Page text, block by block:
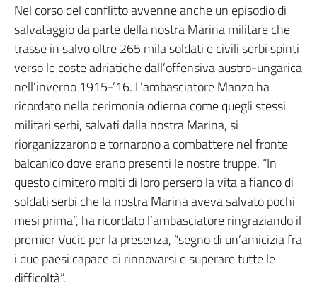
Nel corso del conflitto avvenne anche un episodio di
salvataggio da parte della nostra Marina militare che
trasse in salvo oltre 265 mila soldati e civili serbi spinti
verso le coste adriatiche dall’offensiva austro-ungarica
nell’inverno 1915-’16. L’ambasciatore Manzo ha
ricordato nella cerimonia odierna come quegli stessi
militari serbi, salvati dalla nostra Marina, si
riorganizzarono e tornarono a combattere nel fronte
balcanico dove erano presenti le nostre truppe. “In
questo cimitero molti di loro persero la vita a fianco di
soldati serbi che la nostra Marina aveva salvato pochi
mesi prima”, ha ricordato l’ambasciatore ringraziando il
premier Vucic per la presenza, “segno di un’amicizia fra
i due paesi capace di rinnovarsi e superare tutte le
difficoltà”.